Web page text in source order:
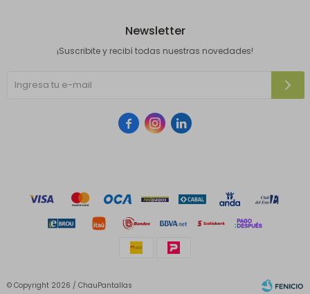
Newsletter
¡Suscribite y recibí todas nuestras novedades!
  
© Copyright 2026 / ChauPantallas